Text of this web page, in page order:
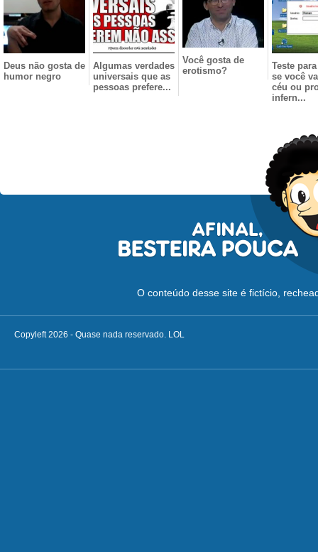
Deus não gosta de
humor negro
Algumas verdades
universais que as
pessoas prefere...
Você gosta de
erotismo?
Teste
se você
céu ou
infern...
O conteúdo desse site é fictício,
Copyleft 2026 - Quase nada reservado. LOL